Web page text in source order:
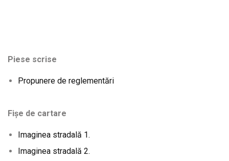
Piese scrise
Propunere de reglementări
Fișe de cartare
Imaginea stradală 1.
Imaginea stradală 2.